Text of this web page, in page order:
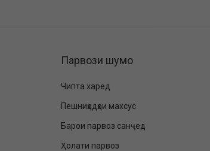
Парвози шумо
Чипта харед
Пешниҳодҳои махсус
Барои парвоз санҷед
Ҳолати парвоз